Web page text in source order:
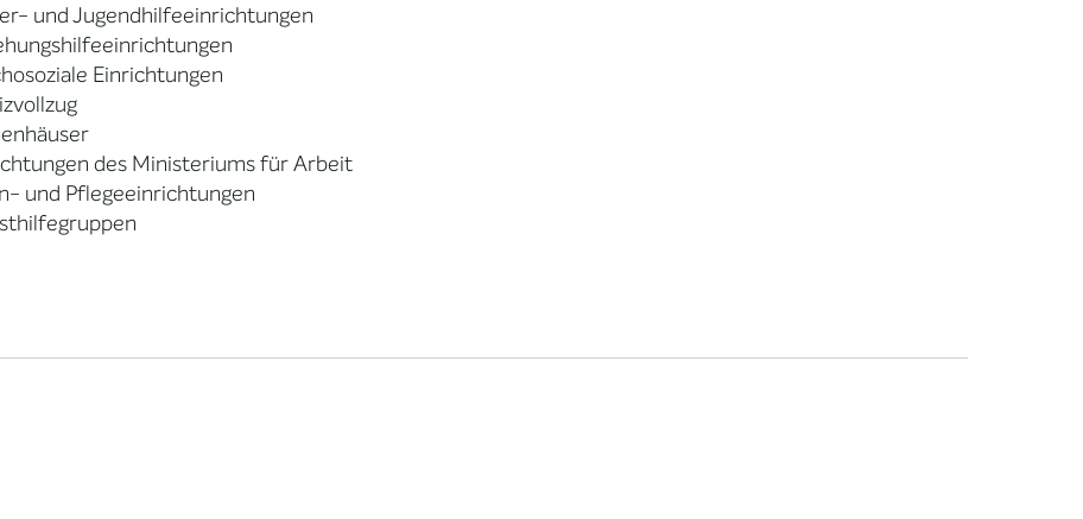
und Jugendhilfeeinrichtungen
Einrichtungen
des Ministeriums für Arbeit
und Pflegeeinrichtungen